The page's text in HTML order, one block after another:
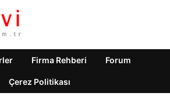
Firma Rehberi Forum
Çerez Politikası